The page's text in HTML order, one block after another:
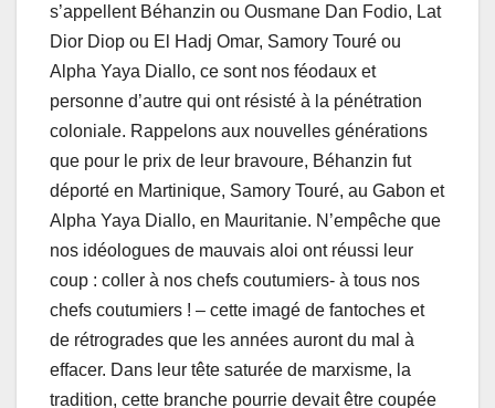
s’appellent Béhanzin ou Ousmane Dan Fodio, Lat
Dior Diop ou El Hadj Omar, Samory Touré ou
Alpha Yaya Diallo, ce sont nos féodaux et
personne d’autre qui ont résisté à la pénétration
coloniale. Rappelons aux nouvelles générations
que pour le prix de leur bravoure, Béhanzin fut
déporté en Martinique, Samory Touré, au Gabon et
Alpha Yaya Diallo, en Mauritanie. N’empêche que
nos idéologues de mauvais aloi ont réussi leur
coup : coller à nos chefs coutumiers- à tous nos
chefs coutumiers ! – cette imagé de fantoches et
de rétrogrades que les années auront du mal à
effacer. Dans leur tête saturée de marxisme, la
tradition, cette branche pourrie devait être coupée